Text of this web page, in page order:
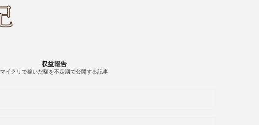
収益報告
マイクリで稼いだ額を不定期で公開する記事